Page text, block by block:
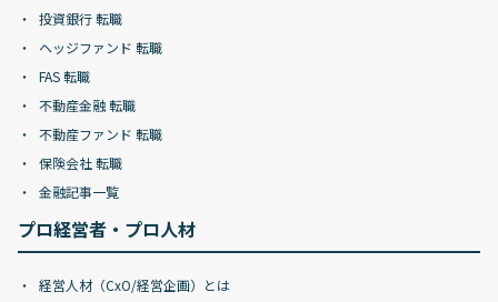
投資銀行 転職
ヘッジファンド 転職
FAS 転職
不動産金融 転職
不動産ファンド 転職
保険会社 転職
金融記事一覧
プロ経営者・プロ人材
経営人材（CxO/経営企画）とは